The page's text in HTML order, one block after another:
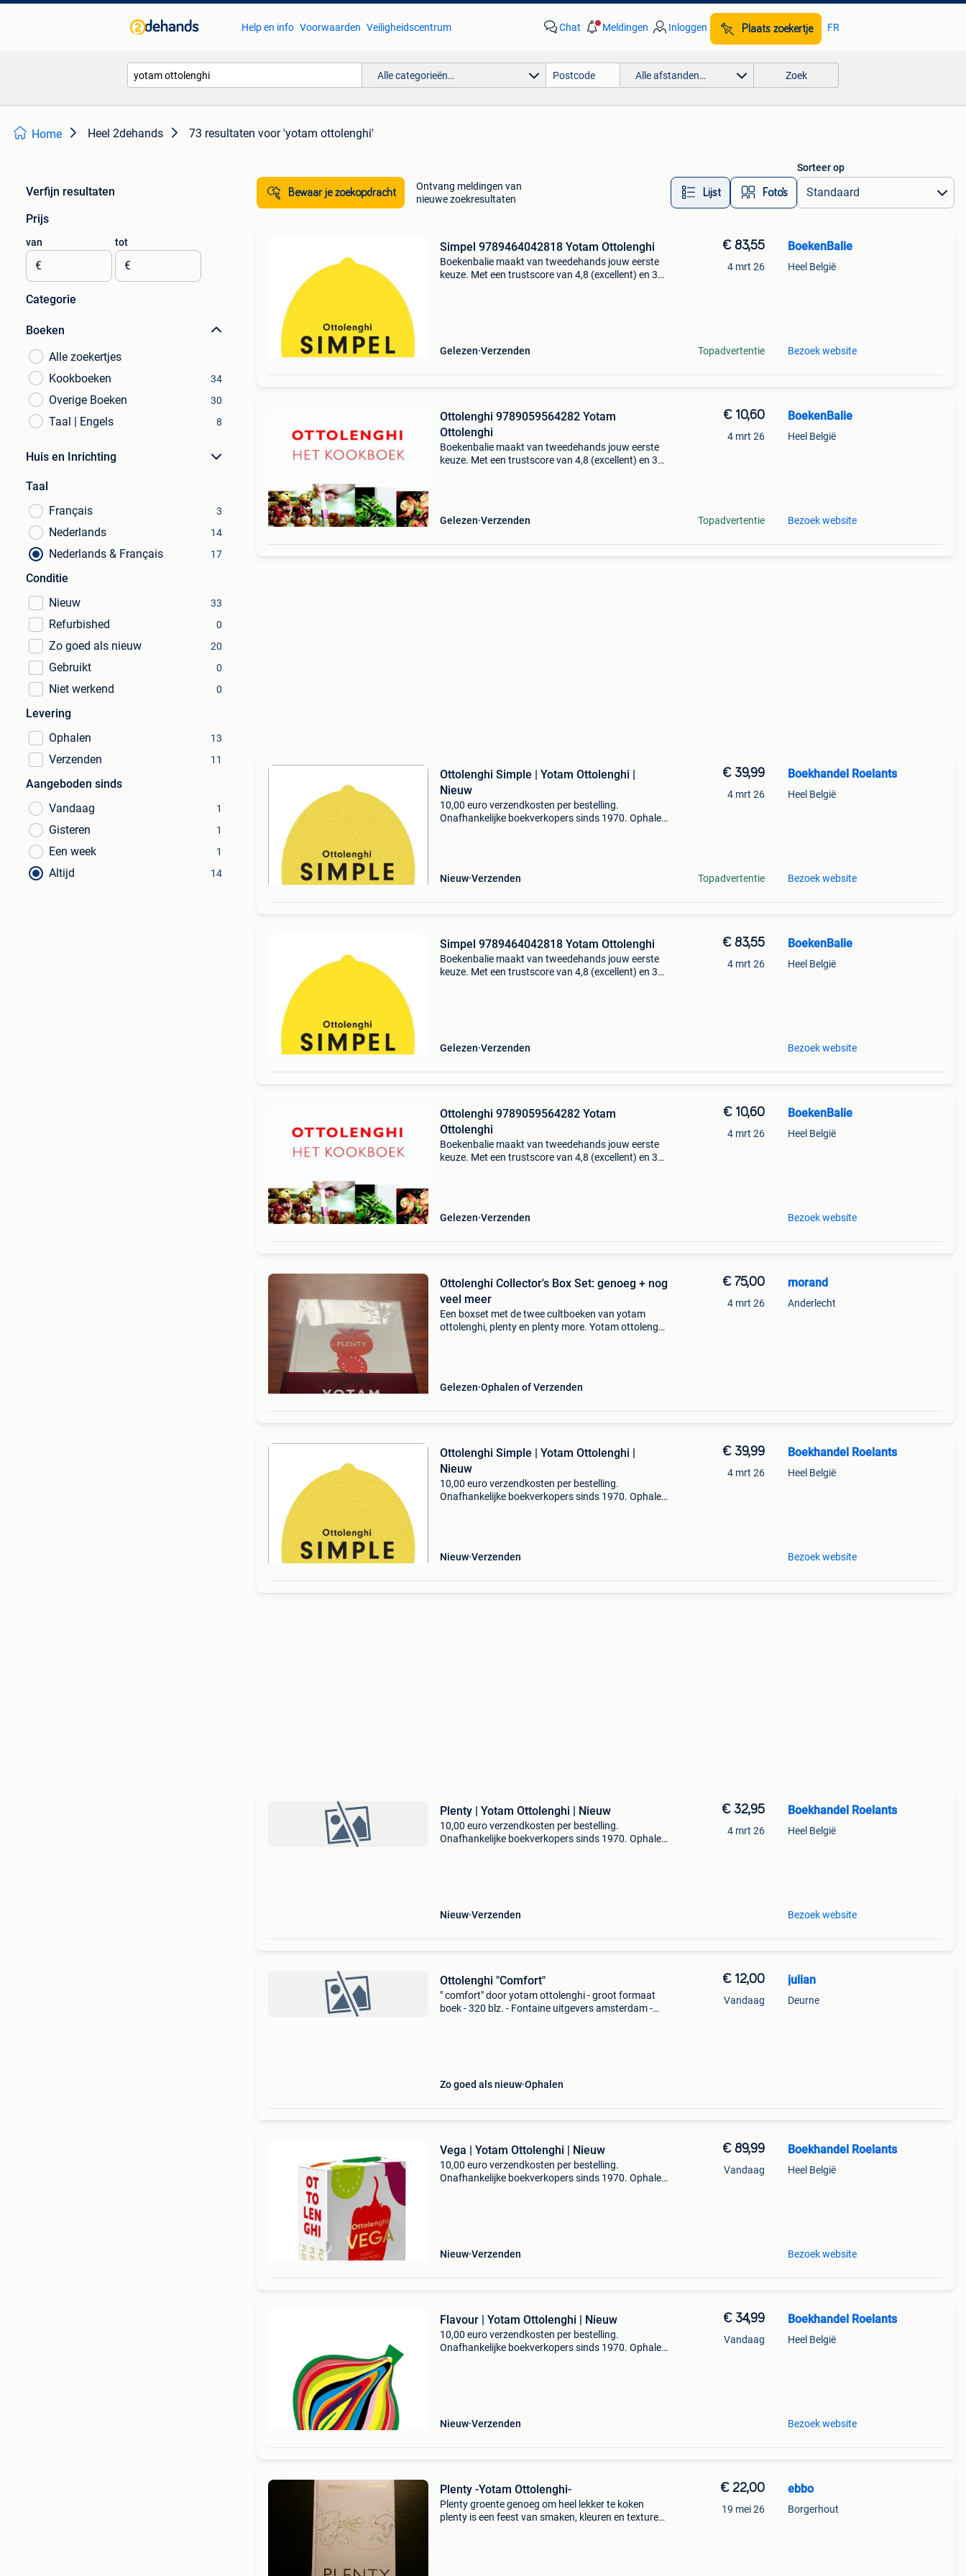
Help en info Voorwaarden Veiligheidscentrum Chat Meldingen Inloggen Plaats zoekertje FR
Alle categorieën… Alle afstanden… Zoek
Home Heel 2dehands 73 resultaten voor 'yotam ottolenghi'
Verfijn resultaten
Prijs
van
€
tot
€
Categorie
Boeken
Alle zoekertjes
Kookboeken
34
Overige Boeken 30
Taal | Engels 8
Huis en Inrichting
Taal
Français
3
Nederlands 14
Nederlands & Français 17
Conditie
Nieuw
33
Refurbished 0
Zo goed als nieuw 20
Gebruikt 0
Niet werkend 0
Levering
Ophalen
13
Verzenden 11
Aangeboden sinds
Vandaag
1
Gisteren 1
Een week 1
Altijd 14
Bewaar je zoekopdracht
Ontvang meldingen van
nieuwe zoekresultaten
Lijst Foto’s
Sorteer op
Simpel 9789464042818 Yotam Ottolenghi
Boekenbalie maakt van tweedehands jouw eerste
keuze. Met een trustscore van 4,8 (excellent) en 30
Gelezen Verzenden
€ 83,55
4 mrt 26
Topadvertentie
BoekenBalie
Heel België
Bezoek website
Ottolenghi 9789059564282 Yotam
Ottolenghi
Boekenbalie maakt van tweedehands jouw eerste
keuze. Met een trustscore van 4,8 (excellent) en 30
Gelezen Verzenden
€ 10,60
4 mrt 26
Topadvertentie
BoekenBalie
Heel België
Bezoek website
Ottolenghi Simple | Yotam Ottolenghi |
Nieuw
10,00 euro verzendkosten per bestelling.
Onafhankelijke boekverkopers sinds 1970. Ophalen
Nieuw Verzenden
€ 39,99
4 mrt 26
Topadvertentie
Boekhandel Roelants
Heel België
Bezoek website
Simpel 9789464042818 Yotam Ottolenghi
Boekenbalie maakt van tweedehands jouw eerste
keuze. Met een trustscore van 4,8 (excellent) en 30
Gelezen Verzenden
€ 83,55
4 mrt 26
BoekenBalie
Heel België
Bezoek website
Ottolenghi 9789059564282 Yotam
Ottolenghi
Boekenbalie maakt van tweedehands jouw eerste
keuze. Met een trustscore van 4,8 (excellent) en 30
Gelezen Verzenden
€ 10,60
4 mrt 26
BoekenBalie
Heel België
Bezoek website
Ottolenghi Collector's Box Set: genoeg + nog
veel meer
Een boxset met de twee cultboeken van yotam
ottolenghi, plenty en plenty more. Yotam ottolenghi
Gelezen Ophalen of Verzenden
€ 75,00
4 mrt 26
morand
Anderlecht
Ottolenghi Simple | Yotam Ottolenghi |
Nieuw
10,00 euro verzendkosten per bestelling.
Onafhankelijke boekverkopers sinds 1970. Ophalen
Nieuw Verzenden
€ 39,99
4 mrt 26
Boekhandel Roelants
Heel België
Bezoek website
Plenty | Yotam Ottolenghi | Nieuw
10,00 euro verzendkosten per bestelling.
Onafhankelijke boekverkopers sinds 1970. Ophalen
Nieuw Verzenden
€ 32,95
4 mrt 26
Boekhandel Roelants
Heel België
Bezoek website
Ottolenghi "Comfort"
" comfort" door yotam ottolenghi - groot formaat
boek - 320 blz. - Fontaine uitgevers amsterdam -
Zo goed als nieuw Ophalen
€ 12,00
Vandaag
julian
Deurne
Vega | Yotam Ottolenghi | Nieuw
10,00 euro verzendkosten per bestelling.
Onafhankelijke boekverkopers sinds 1970. Ophalen
Nieuw Verzenden
€ 89,99
Vandaag
Boekhandel Roelants
Heel België
Bezoek website
Flavour | Yotam Ottolenghi | Nieuw
10,00 euro verzendkosten per bestelling.
Onafhankelijke boekverkopers sinds 1970. Ophalen
Nieuw Verzenden
€ 34,99
Vandaag
Boekhandel Roelants
Heel België
Bezoek website
Plenty -Yotam Ottolenghi-
Plenty groente genoeg om heel lekker te koken
plenty is een feest van smaken, kleuren en texturen.
€ 22,00
19 mei 26
ebbo
Borgerhout